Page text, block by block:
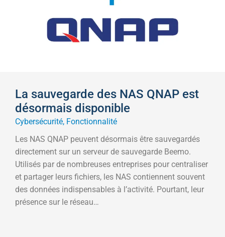
La sauvegarde des NAS QNAP est
désormais disponible
Cybersécurité, Fonctionnalité
Les NAS QNAP peuvent désormais être sauvegardés
directement sur un serveur de sauvegarde Beemo.
Utilisés par de nombreuses entreprises pour centraliser
et partager leurs fichiers, les NAS contiennent souvent
des données indispensables à l’activité. Pourtant, leur
présence sur le réseau…